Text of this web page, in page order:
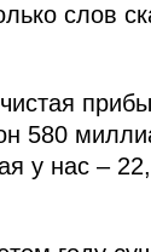
слов
580
у нас –